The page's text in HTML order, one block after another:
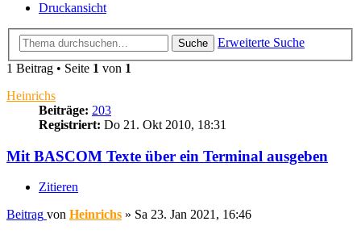
Druckansicht
Suche
Erweiterte Suche
1 Beitrag • Seite 1 von 1
Heinrichs
Beiträge: 203
Registriert: Do 21. Okt 2010, 18:31
Mit BASCOM Texte über ein Terminal ausgeben
Zitieren
Beitrag von Heinrichs » Sa 23. Jan 2021, 16:46